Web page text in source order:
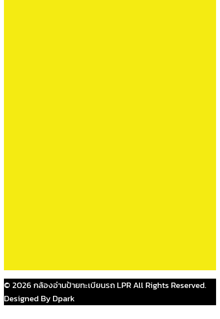
© 2026 กล้องอ่านป้ายทะเบียนรถ LPR All Rights Reserved.
Designed By Dpark